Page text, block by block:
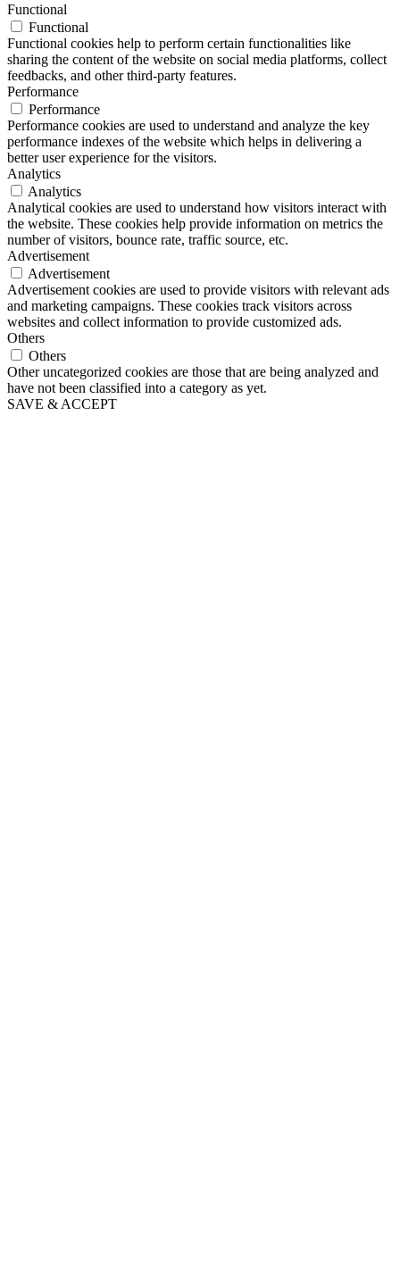
Functional
Functional
Functional cookies help to perform certain functionalities like
sharing the content of the website on social media platforms, collect
feedbacks, and other third-party features.
Performance
Performance
Performance cookies are used to understand and analyze the key
performance indexes of the website which helps in delivering a
better user experience for the visitors.
Analytics
Analytics
Analytical cookies are used to understand how visitors interact with
the website. These cookies help provide information on metrics the
number of visitors, bounce rate, traffic source, etc.
Advertisement
Advertisement
Advertisement cookies are used to provide visitors with relevant ads
and marketing campaigns. These cookies track visitors across
websites and collect information to provide customized ads.
Others
Others
Other uncategorized cookies are those that are being analyzed and
have not been classified into a category as yet.
SAVE & ACCEPT